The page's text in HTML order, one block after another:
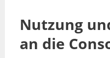
Nutzung
an die